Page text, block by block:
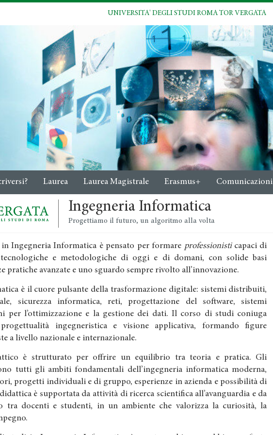
UNIVERSITA' DEGLI STUDI ROMA TOR VERGATA
Laurea Laurea Magistrale Erasmus+ Comunicazioni
Ingegneria Informatica
Progettiamo il futuro, un algoritmo alla volta
Ingegneria Informatica è pensato per formare professionisticapaci di
e metodologiche di oggi e di domani, con solide basi
pratiche avanzate e uno sguardo sempre rivolto all’innovazione.
è il cuore pulsante della trasformazione digitale: sistemi distribuiti,
sicurezza informatica, reti, progettazione del software, sistemi
per l’ottimizzazione e la gestione dei dati. Il corso di studi coniuga
ingegneristica e visione applicativa, formando figure
a livello nazionale e internazionale.
è strutturato per offrire un equilibrio tra teoria e pratica. Gli
tutti gli ambiti fondamentali dell’ingegneria informatica moderna,
progetti individuali e di gruppo, esperienze in azienda e possibilità di
è supportata da attività di ricerca scientifica all’avanguardia e da
tra docenti e studenti, in un ambiente che valorizza la curiosità, la